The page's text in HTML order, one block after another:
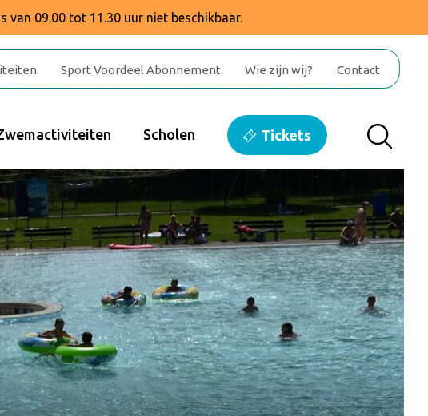
van 09.00 tot 11.30 uur niet beschikbaar.
Sport Voordeel Abonnement Wie zijn wij? Contact
Scholen Tickets